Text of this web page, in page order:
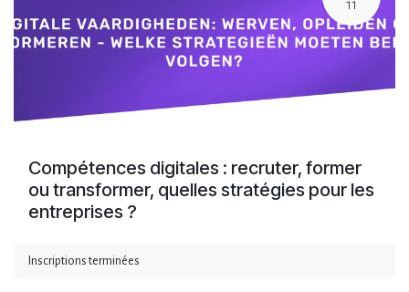
11
Compétences digitales : recruter, former
ou transformer, quelles stratégies pour les
entreprises ?
Inscriptions terminées